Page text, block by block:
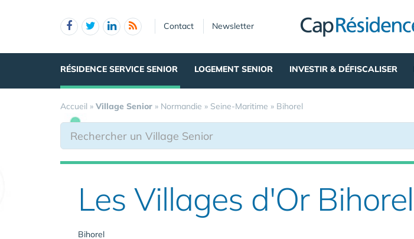
Contact Newsletter
RÉSIDENCE SERVICE SENIOR LOGEMENT SENIOR INVESTIR & DÉFISCALISER
Accueil » Village Senior » Normandie » Seine-Maritime » Bihorel
Les Villages d'Or Bihorel
Bihorel